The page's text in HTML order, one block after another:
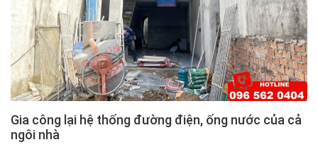
Gia công lại hệ thống đường điện, ống nước của cả
ngôi nhà